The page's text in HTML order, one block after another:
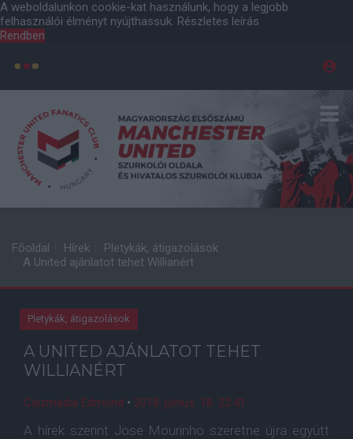
A weboldalunkon cookie-kat használunk, hogy a legjobb
felhasználói élményt nyújthassuk. Részletes leírás
Rendben
Főoldal Hírek
Pletykák, átigazolások
A United ajánlatot tehet Willianért
Pletykák, átigazolások
A UNITED AJÁNLATOT TEHET
WILLIANÉRT
Csizmadia Edmond • 2018. június. 18. 22:41
A hírek szerint Jose Mourinho szeretne újra együtt